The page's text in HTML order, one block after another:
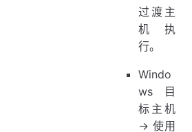
过渡主
机执
行。
Windo
ws 目
标主机
→ 使用